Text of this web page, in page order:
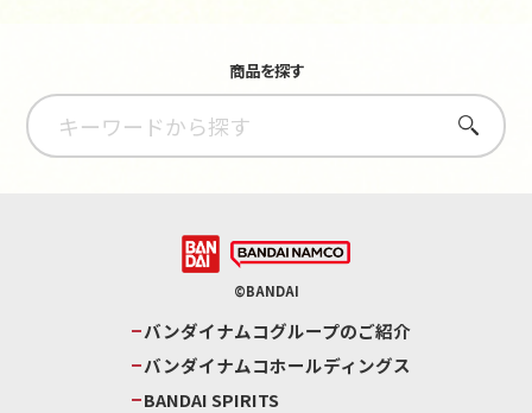
商品を探す
さがす
©BANDAI
バンダイナムコグループのご紹介
バンダイナムコホールディングス
BANDAI SPIRITS